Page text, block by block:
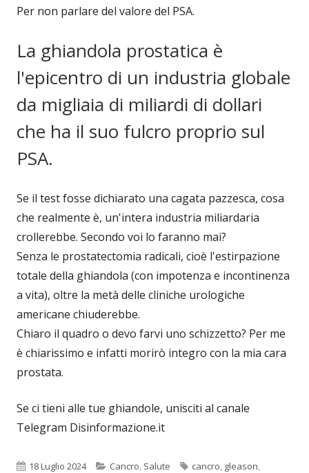
Per non parlare del valore del PSA.
La ghiandola prostatica è
l'epicentro di un industria globale
da migliaia di miliardi di dollari
che ha il suo fulcro proprio sul
PSA.
Se il test fosse dichiarato una cagata pazzesca, cosa
che realmente è, un'intera industria miliardaria
crollerebbe. Secondo voi lo faranno mai?
Senza le prostatectomia radicali, cioè l'estirpazione
totale della ghiandola (con impotenza e incontinenza
a vita), oltre la metà delle cliniche urologiche
americane chiuderebbe.
Chiaro il quadro o devo farvi uno schizzetto? Per me
è chiarissimo e infatti morirò integro con la mia cara
prostata.
Se ci tieni alle tue ghiandole, unisciti al canale
Telegram Disinformazione.it
Pubblicato
18 Luglio 2024 Categorie
Cancro, Salute Tag
cancro, gleason,